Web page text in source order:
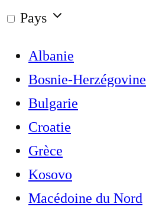
Pays
Albanie
Bosnie-Herzégovine
Bulgarie
Croatie
Grèce
Kosovo
Macédoine du Nord